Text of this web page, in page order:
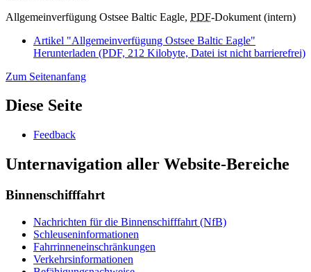
Allgemeinverfügung Ostsee Baltic Eagle, PDF-Dokument (intern)
Artikel "Allgemeinverfügung Ostsee Baltic Eagle"
Herunterladen (PDF, 212 Kilobyte, Datei ist nicht barrierefrei)
Zum Seitenanfang
Diese Seite
Feedback
Unternavigation aller Website-Bereiche
Binnenschifffahrt
Nachrichten für die Binnenschifffahrt (NfB)
Schleuseninformationen
Fahrrinneneinschränkungen
Verkehrsinformationen